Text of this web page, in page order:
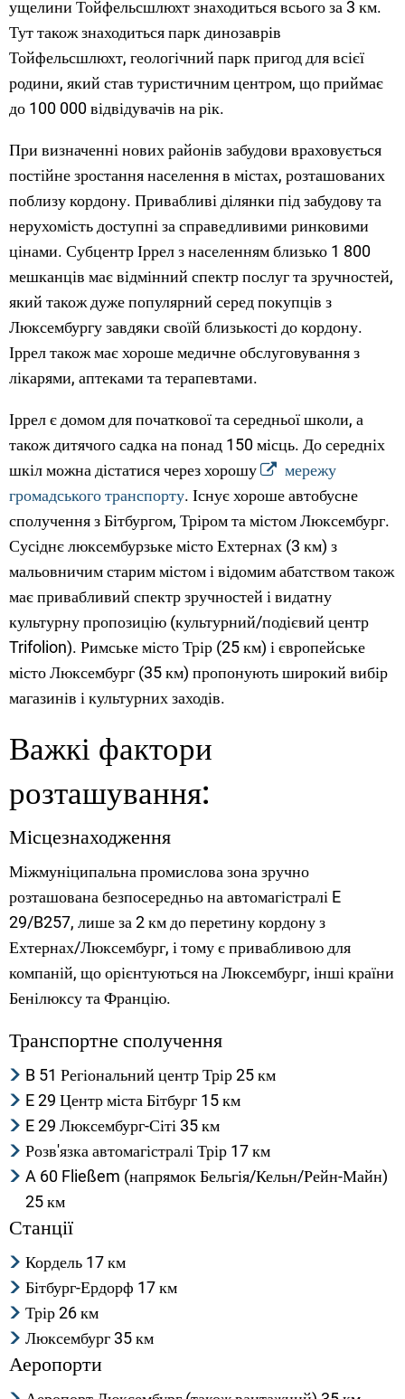
ущелини Тойфельсшлюхт знаходиться всього за 3 км.
Тут також знаходиться парк динозаврів
Тойфельсшлюхт, геологічний парк пригод для всієї
родини, який став туристичним центром, що приймає
до 100 000 відвідувачів на рік.
При визначенні нових районів забудови враховується
постійне зростання населення в містах, розташованих
поблизу кордону. Привабливі ділянки під забудову та
нерухомість доступні за справедливими ринковими
цінами. Субцентр Іррел з населенням близько 1 800
мешканців має відмінний спектр послуг та зручностей,
який також дуже популярний серед покупців з
Люксембургу завдяки своїй близькості до кордону.
Іррел також має хороше медичне обслуговування з
лікарями, аптеками та терапевтами.
Іррел є домом для початкової та середньої школи, а
також дитячого садка на понад 150 місць. До середніх
шкіл можна дістатися через хорошу
мережу
громадського транспорту. Існує хороше автобусне
сполучення з Бітбургом, Тріром та містом Люксембург.
Сусіднє люксембурзьке місто Ехтернах (3 км) з
мальовничим старим містом і відомим абатством також
має привабливий спектр зручностей і видатну
культурну пропозицію (культурний/подієвий центр
Trifolion). Римське місто Трір (25 км) і європейське
місто Люксембург (35 км) пропонують широкий вибір
магазинів і культурних заходів.
Важкі фактори
розташування:
Місцезнаходження
Міжмуніципальна промислова зона зручно
розташована безпосередньо на автомагістралі E
29/B257, лише за 2 км до перетину кордону з
Ехтернах/Люксембург, і тому є привабливою для
компаній, що орієнтуються на Люксембург, інші країни
Бенілюксу та Францію.
Транспортне сполучення
B 51 Регіональний центр Трір 25 км
E 29 Центр міста Бітбург 15 км
E 29 Люксембург-Сіті 35 км
Розв'язка автомагістралі Трір 17 км
A 60 Fließem (напрямок Бельгія/Кельн/Рейн-Майн)
25 км
Станції
Кордель 17 км
Бітбург-Ердорф 17 км
Трір 26 км
Люксембург 35 км
Аеропорти